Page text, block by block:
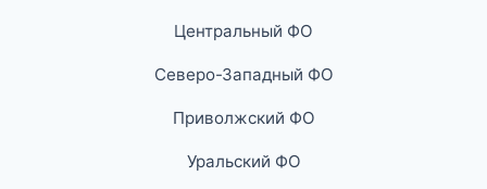
Центральный ФО
Северо-Западный ФО
Приволжский ФО
Уральский ФО